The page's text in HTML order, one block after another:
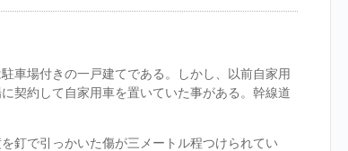
車場付きの一戸建てである。しかし、以前自家用
契約して自家用車を置いていた事がある。幹線道
釘で引っかいた傷が三メートル程つけられてい